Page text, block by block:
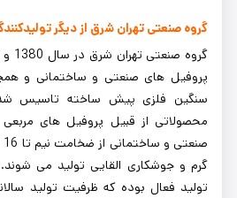
گروه صنعتی تهران شرق از دیگر
پروفیل ‌های صنعتی و ساختمانی و
سنگین فلزی پیش‌ ساخته تاسیس
محصولاتی از قبیل پروفیل های